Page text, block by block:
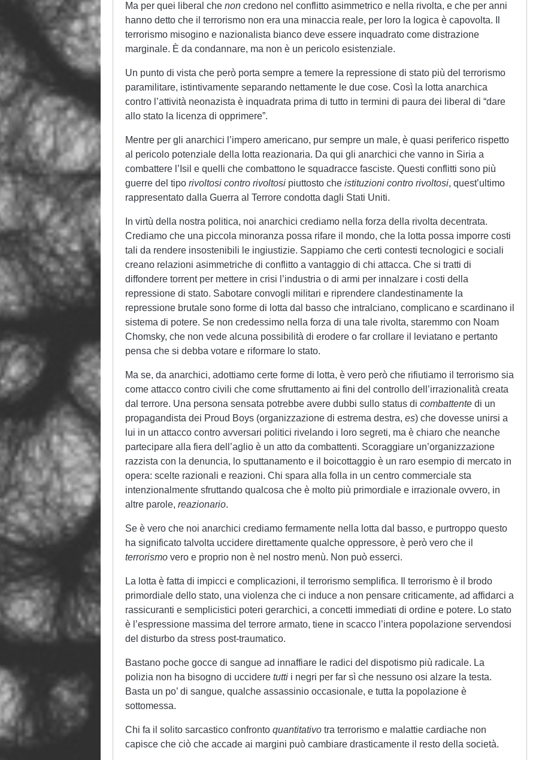
Ma per quei liberal che non credono nel conflitto asimmetrico e nella rivolta, e che per anni
hanno detto che il terrorismo non era una minaccia reale, per loro la logica è capovolta. Il
terrorismo misogino e nazionalista bianco deve essere inquadrato come distrazione
marginale. È da condannare, ma non è un pericolo esistenziale.
Un punto di vista che però porta sempre a temere la repressione di stato più del terrorismo
paramilitare, istintivamente separando nettamente le due cose. Così la lotta anarchica
contro l’attività neonazista è inquadrata prima di tutto in termini di paura dei liberal di “dare
allo stato la licenza di opprimere”.
Mentre per gli anarchici l’impero americano, pur sempre un male, è quasi periferico rispetto
al pericolo potenziale della lotta reazionaria. Da qui gli anarchici che vanno in Siria a
combattere l’Isil e quelli che combattono le squadracce fasciste. Questi conflitti sono più
guerre del tipo rivoltosi contro rivoltosi piuttosto che istituzioni contro rivoltosi, quest’ultimo
rappresentato dalla Guerra al Terrore condotta dagli Stati Uniti.
In virtù della nostra politica, noi anarchici crediamo nella forza della rivolta decentrata.
Crediamo che una piccola minoranza possa rifare il mondo, che la lotta possa imporre costi
tali da rendere insostenibili le ingiustizie. Sappiamo che certi contesti tecnologici e sociali
creano relazioni asimmetriche di conflitto a vantaggio di chi attacca. Che si tratti di
diffondere torrent per mettere in crisi l’industria o di armi per innalzare i costi della
repressione di stato. Sabotare convogli militari e riprendere clandestinamente la
repressione brutale sono forme di lotta dal basso che intralciano, complicano e scardinano il
sistema di potere. Se non credessimo nella forza di una tale rivolta, staremmo con Noam
Chomsky, che non vede alcuna possibilità di erodere o far crollare il leviatano e pertanto
pensa che si debba votare e riformare lo stato.
Ma se, da anarchici, adottiamo certe forme di lotta, è vero però che rifiutiamo il terrorismo sia
come attacco contro civili che come sfruttamento ai fini del controllo dell’irrazionalità creata
dal terrore. Una persona sensata potrebbe avere dubbi sullo status di combattente di un
propagandista dei Proud Boys (organizzazione di estrema destra, es) che dovesse unirsi a
lui in un attacco contro avversari politici rivelando i loro segreti, ma è chiaro che neanche
partecipare alla fiera dell’aglio è un atto da combattenti. Scoraggiare un’organizzazione
razzista con la denuncia, lo sputtanamento e il boicottaggio è un raro esempio di mercato in
opera: scelte razionali e reazioni. Chi spara alla folla in un centro commerciale sta
intenzionalmente sfruttando qualcosa che è molto più primordiale e irrazionale ovvero, in
altre parole, reazionario.
Se è vero che noi anarchici crediamo fermamente nella lotta dal basso, e purtroppo questo
ha significato talvolta uccidere direttamente qualche oppressore, è però vero che il
terrorismo vero e proprio non è nel nostro menù. Non può esserci.
La lotta è fatta di impicci e complicazioni, il terrorismo semplifica. Il terrorismo è il brodo
primordiale dello stato, una violenza che ci induce a non pensare criticamente, ad affidarci a
rassicuranti e semplicistici poteri gerarchici, a concetti immediati di ordine e potere. Lo stato
è l’espressione massima del terrore armato, tiene in scacco l’intera popolazione servendosi
del disturbo da stress post-traumatico.
Bastano poche gocce di sangue ad innaffiare le radici del dispotismo più radicale. La
polizia non ha bisogno di uccidere tutti i negri per far sì che nessuno osi alzare la testa.
Basta un po’ di sangue, qualche assassinio occasionale, e tutta la popolazione è
sottomessa.
Chi fa il solito sarcastico confronto quantitativo tra terrorismo e malattie cardiache non
capisce che ciò che accade ai margini può cambiare drasticamente il resto della società.